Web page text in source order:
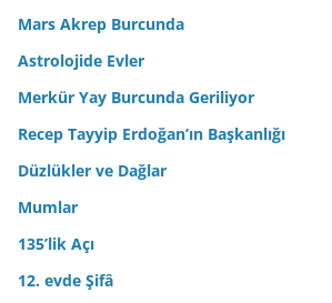
Mars Akrep Burcunda
Astrolojide Evler
Merkür Yay Burcunda Geriliyor
Recep Tayyip Erdoğan’ın Başkanlığı
Düzlükler ve Dağlar
Mumlar
135’lik Açı
12. evde Şifâ